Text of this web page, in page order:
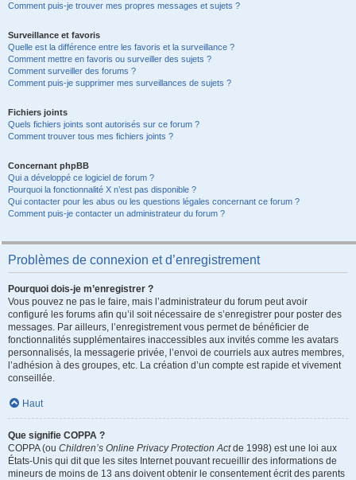
Comment puis-je trouver mes propres messages et sujets ?
Surveillance et favoris
Quelle est la différence entre les favoris et la surveillance ?
Comment mettre en favoris ou surveiller des sujets ?
Comment surveiller des forums ?
Comment puis-je supprimer mes surveillances de sujets ?
Fichiers joints
Quels fichiers joints sont autorisés sur ce forum ?
Comment trouver tous mes fichiers joints ?
Concernant phpBB
Qui a développé ce logiciel de forum ?
Pourquoi la fonctionnalité X n’est pas disponible ?
Qui contacter pour les abus ou les questions légales concernant ce forum ?
Comment puis-je contacter un administrateur du forum ?
Problèmes de connexion et d’enregistrement
Pourquoi dois-je m’enregistrer ?
Vous pouvez ne pas le faire, mais l’administrateur du forum peut avoir
configuré les forums afin qu’il soit nécessaire de s’enregistrer pour poster des
messages. Par ailleurs, l’enregistrement vous permet de bénéficier de
fonctionnalités supplémentaires inaccessibles aux invités comme les avatars
personnalisés, la messagerie privée, l’envoi de courriels aux autres membres,
l’adhésion à des groupes, etc. La création d’un compte est rapide et vivement
conseillée.
Haut
Que signifie COPPA ?
COPPA (ou Children’s Online Privacy Protection Actde 1998) est une loi aux
États-Unis qui dit que les sites Internet pouvant recueillir des informations de
mineurs de moins de 13 ans doivent obtenir le consentement écrit des parents